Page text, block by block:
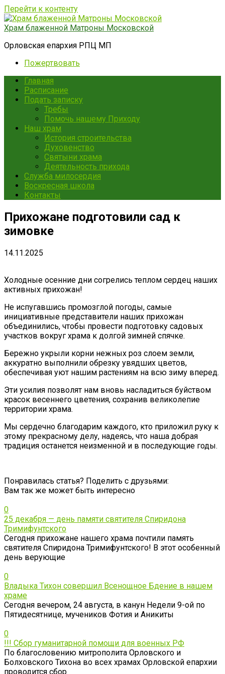
Перейти к контенту
Храм блаженной Матроны Московской
Орловская епархия РПЦ МП
Пожертвовать
Главная
Расписание
Подать записку
Требы
Помочь нашему Приходу
Наш храм
История строительства
Духовенство
Святыни храма
Деятельность прихода
Служба милосердия
Воскресная школа
Контакты
Прихожане подготовили сад к
зимовке
14.11.2025
Холодные осенние дни согрелись теплом сердец наших
активных прихожан!
Не испугавшись промозглой погоды, самые
инициативные представители наших прихожан
объединились, чтобы провести подготовку садовых
участков вокруг храма к долгой зимней спячке.
Бережно укрыли корни нежных роз слоем земли,
аккуратно выполнили обрезку увядших цветов,
обеспечивая уют нашим растениям на всю зиму вперед.
Эти усилия позволят нам вновь насладиться буйством
красок весеннего цветения, сохранив великолепие
территории храма.
Мы сердечно благодарим каждого, кто приложил руку к
этому прекрасному делу, надеясь, что наша добрая
традиция останется неизменной и в последующие годы.
Понравилась статья? Поделить с друзьями:
Вам так же может быть интересно
0
25 декабря — день памяти святителя Спиридона
Тримифунтского
Сегодня прихожане нашего храма почтили память
святителя Спиридона Тримифунтского! В этот особенный
день верующие
0
Владыка Тихон совершил Всенощное Бдение в нашем
храме
Сегодня вечером, 24 августа, в канун Недели 9-ой по
Пятидесятнице, мучеников Фотия и Аникиты
0
!!! Сбор гуманитарной помощи для военных РФ
По благословению митрополита Орловского и
Болховского Тихона во всех храмах Орловской епархии
проводится сбор